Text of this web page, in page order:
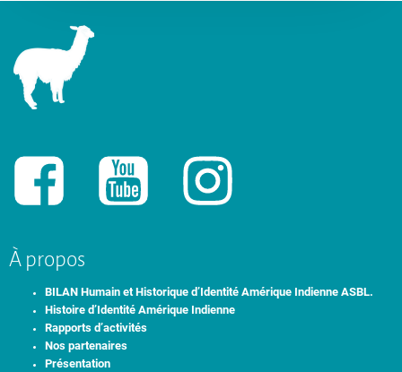
À propos
BILAN Humain et Historique d’Identité Amérique Indienne ASBL.
Histoire d’Identité Amérique Indienne
Rapports d’activités
Nos partenaires
Présentation